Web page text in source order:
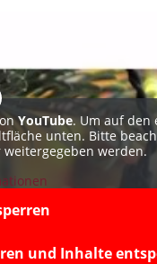
YouTube. Um auf den
unten. Bitte
werden.
und Inhalte